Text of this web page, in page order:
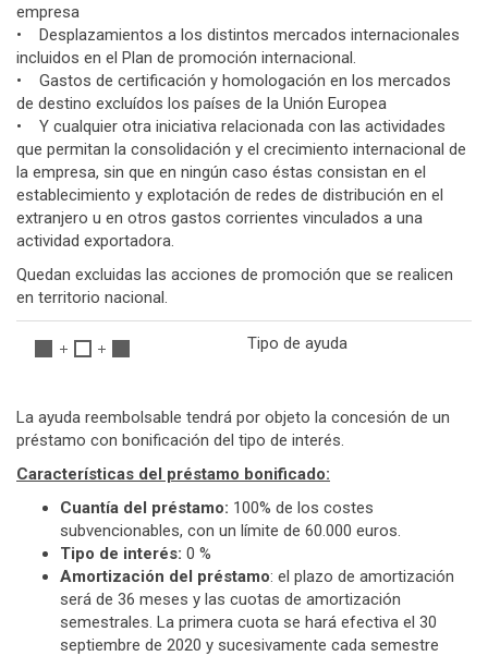
empresa
• Desplazamientos a los distintos mercados internacionales
incluidos en el Plan de promoción internacional.
• Gastos de certificación y homologación en los mercados
de destino excluídos los países de la Unión Europea
• Y cualquier otra iniciativa relacionada con las actividades
que permitan la consolidación y el crecimiento internacional de
la empresa, sin que en ningún caso éstas consistan en el
establecimiento y explotación de redes de distribución en el
extranjero u en otros gastos corrientes vinculados a una
actividad exportadora.
Quedan excluidas las acciones de promoción que se realicen
en territorio nacional.
Tipo de ayuda
La ayuda reembolsable tendrá por objeto la concesión de un
préstamo con bonificación del tipo de interés.
Características del préstamo bonificado:
Cuantía del préstamo: 100% de los costes
subvencionables, con un límite de 60.000 euros.
Tipo de interés: 0 %
Amortización del préstamo: el plazo de amortización
será de 36 meses y las cuotas de amortización
semestrales. La primera cuota se hará efectiva el 30
septiembre de 2020 y sucesivamente cada semestre